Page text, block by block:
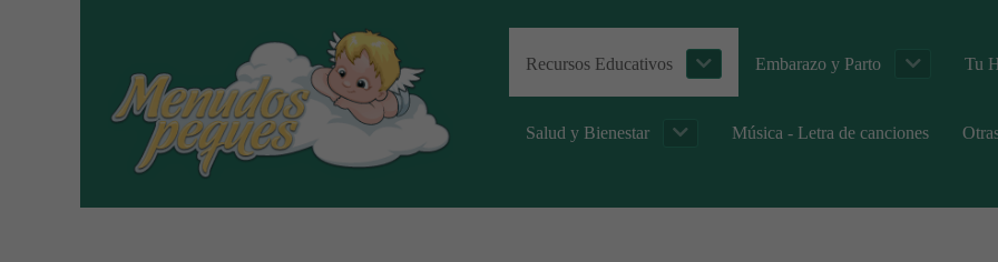
Recursos Educativos Embarazo y Parto Tu
Salud y Bienestar Música - Letra de canciones